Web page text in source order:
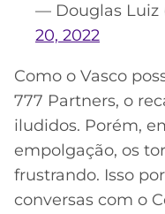
— Douglas Luiz
20, 2022
Como o Vasco
777 Partners, o
iludidos. Porém,
empolgação, os
frustrando. Isso
conversas com o